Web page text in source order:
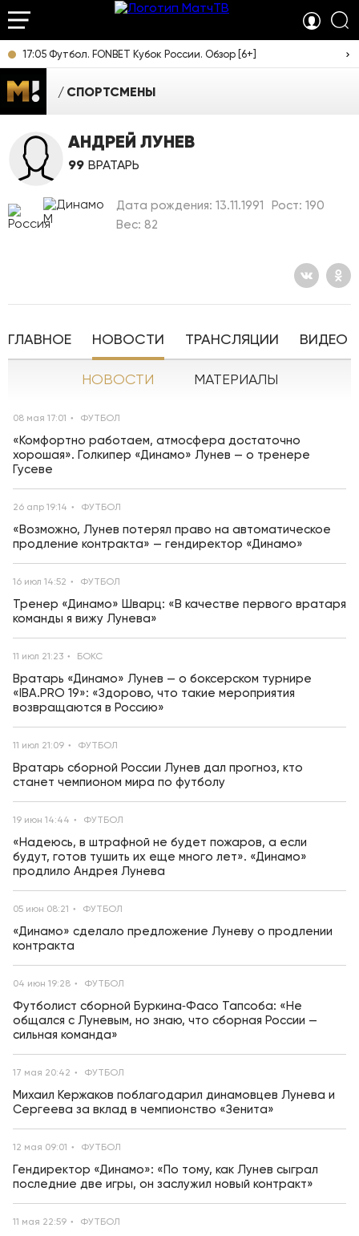
17:05 Футбол. FONBET Кубок России. Обзор [6+]
СПОРТСМЕНЫ
АНДРЕЙ ЛУНЕВ
99 ВРАТАРЬ
Дата рождения: 13.11.1991
Рост: 190
Вес: 82
ГЛАВНОЕ НОВОСТИ ТРАНСЛЯЦИИ ВИДЕО
НОВОСТИ МАТЕРИАЛЫ
08 мая 17:01 ФУТБОЛ
«Комфортно работаем, атмосфера достаточно
хорошая». Голкипер «Динамо» Лунев — о тренере
Гусеве
26 апр 19:14 ФУТБОЛ
«Возможно, Лунев потерял право на автоматическое
продление контракта» — гендиректор «Динамо»
16 июл 14:52 ФУТБОЛ
Тренер «Динамо» Шварц: «В качестве первого вратаря
команды я вижу Лунева»
11 июл 21:23 БОКС
Вратарь «Динамо» Лунев — о боксерском турнире
«IBA.PRO 19»: «Здорово, что такие мероприятия
возвращаются в Россию»
11 июл 21:09 ФУТБОЛ
Вратарь сборной России Лунев дал прогноз, кто
станет чемпионом мира по футболу
19 июн 14:44 ФУТБОЛ
«Надеюсь, в штрафной не будет пожаров, а если
будут, готов тушить их еще много лет». «Динамо»
продлило Андрея Лунева
05 июн 08:21 ФУТБОЛ
«Динамо» сделало предложение Луневу о продлении
контракта
04 июн 19:28 ФУТБОЛ
Футболист сборной Буркина‑Фасо Тапсоба: «Не
общался с Луневым, но знаю, что сборная России —
сильная команда»
17 мая 20:42 ФУТБОЛ
Михаил Кержаков поблагодарил динамовцев Лунева и
Сергеева за вклад в чемпионство «Зенита»
12 мая 09:01 ФУТБОЛ
Гендиректор «Динамо»: «По тому, как Лунев сыграл
последние две игры, он заслужил новый контракт»
11 мая 22:59 ФУТБОЛ